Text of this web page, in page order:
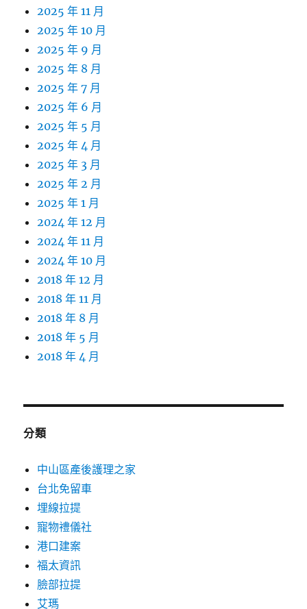
2025 年 11 月
2025 年 10 月
2025 年 9 月
2025 年 8 月
2025 年 7 月
2025 年 6 月
2025 年 5 月
2025 年 4 月
2025 年 3 月
2025 年 2 月
2025 年 1 月
2024 年 12 月
2024 年 11 月
2024 年 10 月
2018 年 12 月
2018 年 11 月
2018 年 8 月
2018 年 5 月
2018 年 4 月
分類
中山區產後護理之家
台北免留車
埋線拉提
寵物禮儀社
港口建案
福太資訊
臉部拉提
艾瑪